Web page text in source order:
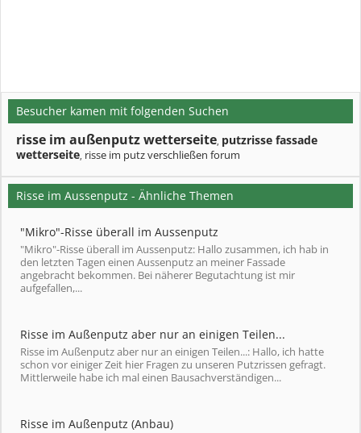
Besucher kamen mit folgenden Suchen
risse im außenputz wetterseite, putzrisse fassade
wetterseite, risse im putz verschließen forum
Risse im Aussenputz - Ähnliche Themen
"Mikro"-Risse überall im Aussenputz
"Mikro"-Risse überall im Aussenputz: Hallo zusammen, ich hab in
den letzten Tagen einen Aussenputz an meiner Fassade
angebracht bekommen. Bei näherer Begutachtung ist mir
aufgefallen,...
Risse im Außenputz aber nur an einigen Teilen...
Risse im Außenputz aber nur an einigen Teilen...: Hallo, ich hatte
schon vor einiger Zeit hier Fragen zu unseren Putzrissen gefragt.
Mittlerweile habe ich mal einen Bausachverständigen...
Risse im Außenputz (Anbau)